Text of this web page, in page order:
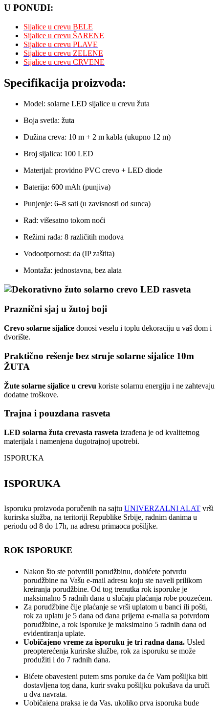
U PONUDI:
Sijalice u crevu BELE
Sijalice u crevu ŠARENE
Sijalice u crevu PLAVE
Sijalice u crevu ZELENE
Sijalice u crevu CRVENE
Specifikacija proizvoda:
Model: solarne LED sijalice u crevu žuta
Boja svetla: žuta
Dužina creva: 10 m + 2 m kabla (ukupno 12 m)
Broj sijalica: 100 LED
Materijal: providno PVC crevo + LED diode
Baterija: 600 mAh (punjiva)
Punjenje: 6–8 sati (u zavisnosti od sunca)
Rad: višesatno tokom noći
Režimi rada: 8 različitih modova
Vodootpornost: da (IP zaštita)
Montaža: jednostavna, bez alata
Praznični sjaj u žutoj boji
Crevo solarne sijalice donosi veselu i toplu dekoraciju u vaš dom i
dvorište.
Praktično rešenje bez struje solarne sijalice 10m
ŽUTA
Žute solarne sijalice u crevu koriste solarnu energiju i ne zahtevaju
dodatne troškove.
Trajna i pouzdana rasveta
LED solarna žuta crevasta rasveta izrađena je od kvalitetnog
materijala i namenjena dugotrajnoj upotrebi.
ISPORUKA
ISPORUKA
Isporuku proizvoda poručenih na sajtu UNIVERZALNI ALAT vrši
kurirska služba, na teritoriji Republike Srbije, radnim danima u
periodu od 8 do 17h, na adresu primaoca pošiljke.
ROK ISPORUKE
Nakon što ste potvrdili porudžbinu, dobićete potvrdu
porudžbine na Vašu e-mail adresu koju ste naveli prilikom
kreiranja porudžbine. Od tog trenutka rok isporuke je
maksimalno 5 radnih dana u slučaju plaćanja robe pouzećem.
Za porudžbine čije plaćanje se vrši uplatom u banci ili pošti,
rok za uplatu je 5 dana od dana prijema e-maila sa potvrdom
porudžbine, a rok isporuke je maksimalno 5 radnih dana od
evidentiranja uplate.
Uobičajeno vreme za isporuku je tri radna dana. Usled
preopterećenja kurirske službe, rok za isporuku se može
produžiti i do 7 radnih dana.
Bićete obavesteni putem sms poruke da će Vam pošiljka biti
dostavljena tog dana, kurir svaku pošiljku pokušava da uruči
u dva navrata.
Uobičajena praksa je da Vas, ukoliko prva isporuka bude